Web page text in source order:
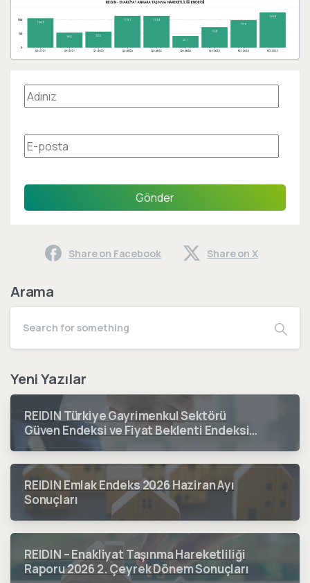
Gönder
Share on Facebook Share on X
Arama
Yeni Yazılar
REIDIN Türkiye Gayrimenkul Sektörü
Güven Endeksi ve Fiyat Beklenti Endeksi
2026 3. Çeyrek Dönem Sonuçları
REIDIN Emlak Endeks 2026 Haziran Ayı
Sonuçları
REIDIN – Enakliyat Taşınma Hareketliliği
Raporu 2026 2. Çeyrek Dönem Sonuçları